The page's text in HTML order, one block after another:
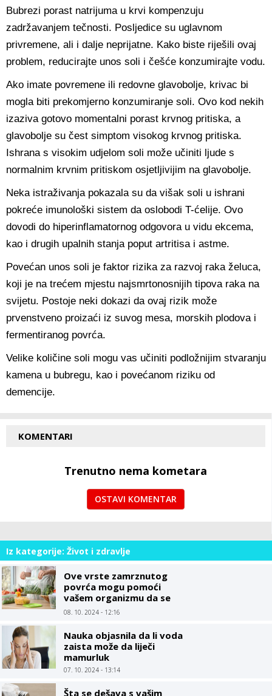
Bubrezi porast natrijuma u krvi kompenzuju
zadržavanjem tečnosti. Posljedice su uglavnom
privremene, ali i dalje neprijatne. Kako biste riješili ovaj
problem, reducirajte unos soli i češće konzumirajte vodu.
Ako imate povremene ili redovne glavobolje, krivac bi
mogla biti prekomjerno konzumiranje soli. Ovo kod nekih
izaziva gotovo momentalni porast krvnog pritiska, a
glavobolje su čest simptom visokog krvnog pritiska.
Ishrana s visokim udjelom soli može učiniti ljude s
normalnim krvnim pritiskom osjetljivijim na glavobolje.
Neka istraživanja pokazala su da višak soli u ishrani
pokreće imunološki sistem da oslobodi T-ćelije. Ovo
dovodi do hiperinflamatornog odgovora u vidu ekcema,
kao i drugih upalnih stanja poput artritisa i astme.
Povećan unos soli je faktor rizika za razvoj raka želuca,
koji je na trećem mjestu najsmrtonosnijih tipova raka na
svijetu. Postoje neki dokazi da ovaj rizik može
prvenstveno proizaći iz suvog mesa, morskih plodova i
fermentiranog povrća.
Velike količine soli mogu vas učiniti podložnijim stvaranju
kamena u bubregu, kao i povećanom riziku od
demencije.
KOMENTARI
Trenutno nema kometara
OSTAVI KOMENTAR
Iz kategorije: Život i zdravlje
Ove vrste zamrznutog
povrća mogu pomoći
vašem organizmu da se
bori protiv upale
08. 10. 2024 - 12:16
Nauka objasnila da li voda
zaista može da liječi
mamurluk
07. 10. 2024 - 13:14
Šta se dešava s vašim